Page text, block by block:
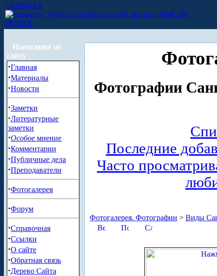
ГЛАВНАЯ
МЫСЛИ
ВСЛУХ
Навигация по
сайту
·Главная
·Материалы
·Новости
·Заметки
·Литературные
заметки
·Особое мнение
·Комментарии
·Публичные дела
·Преподаватели
·Фотогалерея
·Форум
·Справочная
·Ссылки
·О сайте
·Обратная связь
·Дерево Сайта
Фотографии
Последние
Часто
Фотогалерея. Фотографии > Виды